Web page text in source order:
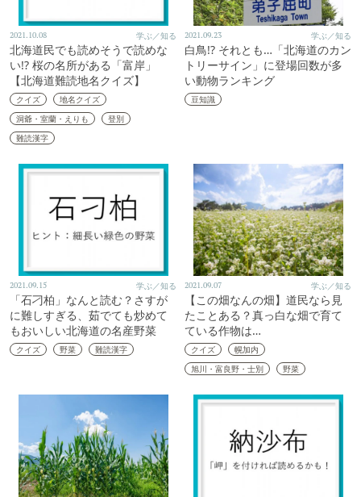
2021.10.08 学ぶ／知る
北海道民でも読めそうで読めな
い!? 桜の名所がある「富岸」
【北海道難読地名クイズ】
クイズ
地名クイズ
洞爺・室蘭・えりも
登別
難読漢字
2021.09.23 学ぶ／知る
白鳥!? それとも…「北海道のカン
トリーサイン」に登場回数が多
い動物ランキング
豆知識
2021.09.15 学ぶ／知る
「石刁柏」なんと読む？さすが
に難しすぎる、茹でても炒めて
もおいしい北海道の名産野菜
クイズ 野菜 難読漢字
2021.09.07 学ぶ／知る
【この畑なんの畑】道民なら見
たことある？真っ白な畑で育て
ている作物は…
クイズ
幌加内
旭川・富良野・士別
野菜